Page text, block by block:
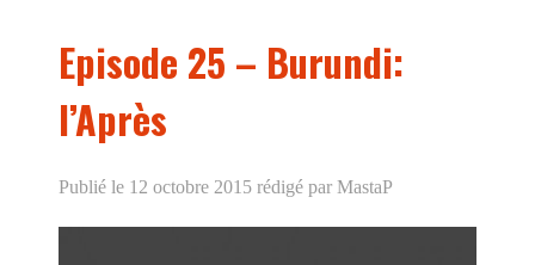
Episode 25 – Burundi:
l’Après
Publié le 12 octobre 2015 rédigé par MastaP